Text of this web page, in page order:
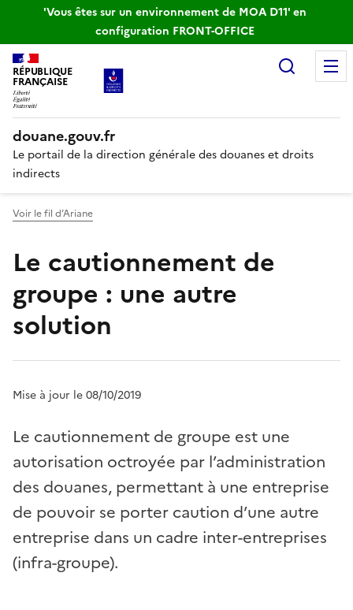
'Vous êtes sur un environnement de MOA D11' en
configuration FRONT-OFFICE
RÉPUBLIQUE
FRANÇAISE
douane.gouv.fr
Le portail de la direction générale des douanes et droits
indirects
Voir le fil d’Ariane
Le cautionnement de
groupe : une autre
solution
Mise à jour le 08/10/2019
Le cautionnement de groupe est une
autorisation octroyée par l’administration
des douanes, permettant à une entreprise
de pouvoir se porter caution d’une autre
entreprise dans un cadre inter-entreprises
(infra-groupe).